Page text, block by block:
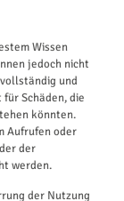
Wissen
jedoch nicht
und
Schäden, die
könnten.
Aufrufen oder
der
werden.
der Nutzung